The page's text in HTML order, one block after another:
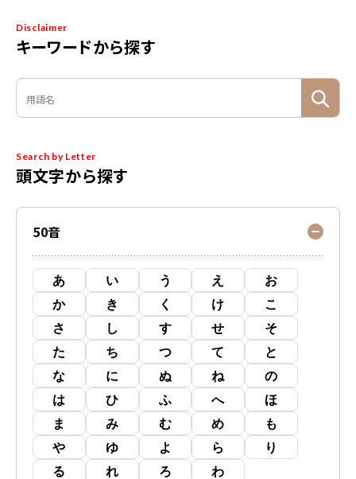
Disclaimer
キーワードから探す
Search by Letter
頭文字から探す
50音
あ い う え
お
か
き く け
こ
さ
し す せ
そ
た
ち つ て
と
な
に ぬ ね
の
は
ひ ふ へ
ほ
ま
み む め
も
や
ゆ よ ら
り
る
れ ろ わ